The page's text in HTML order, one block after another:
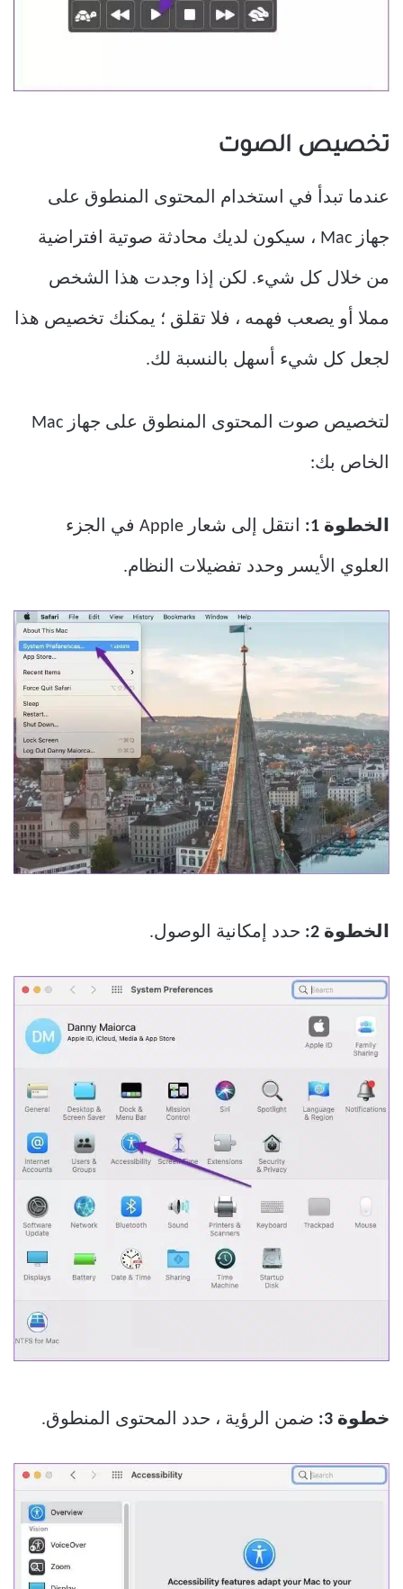
تخصيص الصوت
عندما تبدأ في استخدام المحتوى المنطوق على
جهاز Mac ، سيكون لديك محادثة صوتية افتراضية
من خلال كل شيء. لكن إذا وجدت هذا الشخص
مملا أو يصعب فهمه ، فلا تقلق ؛ يمكنك تخصيص هذا
لجعل كل شيء أسهل بالنسبة لك.
لتخصيص صوت المحتوى المنطوق على جهاز Mac
الخاص بك:
الخطوة 1: انتقل إلى شعار Apple في الجزء
العلوي الأيسر وحدد تفضيلات النظام.
الخطوة 2: حدد إمكانية الوصول.
خطوة 3: ضمن الرؤية ، حدد المحتوى المنطوق.